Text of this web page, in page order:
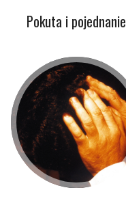
Pokuta i pojednanie